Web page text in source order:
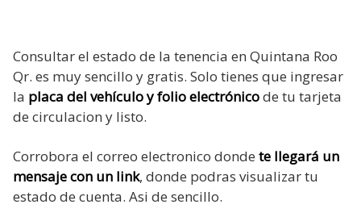
Consultar el estado de la tenencia en Quintana Roo
Qr. es muy sencillo y gratis. Solo tienes que ingresar
la placa del vehículo y folio electrónicode tu tarjeta
de circulacion y listo.
Corrobora el correo electronico donde te llegará un
mensaje con un link, donde podras visualizar tu
estado de cuenta. Asi de sencillo.